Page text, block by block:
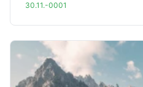
30.11.-0001